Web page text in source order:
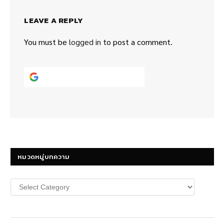
LEAVE A REPLY
You must be logged in to post a comment.
หมวดหมู่บทความ
หมวด
หมู่